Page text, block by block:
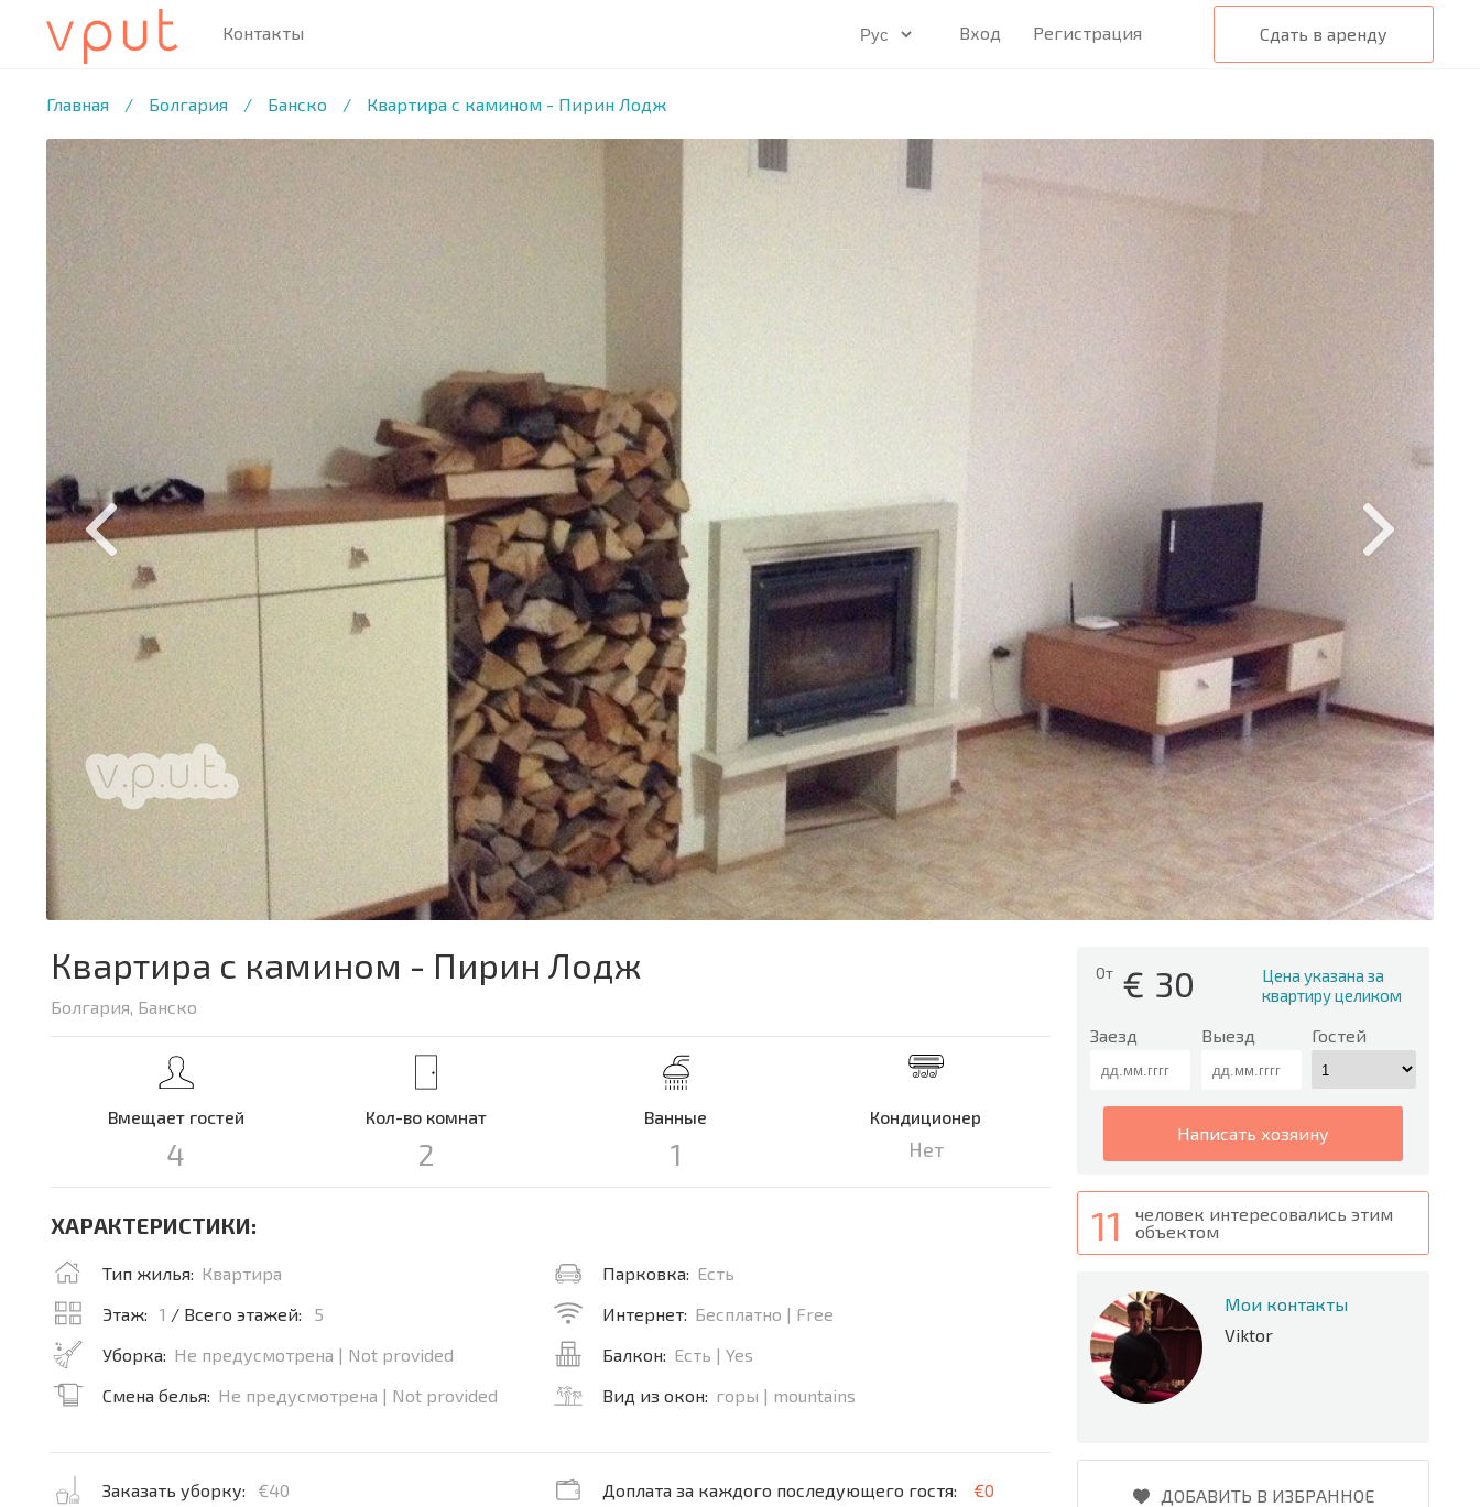
Сдать в аренду
Вход Регистрация
Контакты
Главная / Болгария / Банско / Квартира с камином - Пирин Лодж
1 /9 ФОТО
От € 30
Цена указана за
квартиру целиком
Заезд Выезд Гостей
написать хозяину
11
человек интересовались этим
объектом
Мои контакты
Viktor
ДОБАВИТЬ В ИЗБРАННОЕ
Квартира с камином - Пирин Лодж
Болгария, Банско
Вмещает гостей
4
Кол-во комнат
2
Ванные
1
Кондиционер
Нет
ХАРАКТЕРИСТИКИ:
Тип жилья: Квартира
Этаж:
1 / Всего этажей:
5
Уборка: Не предусмотрена | Not provided
Смена белья: Не предусмотрена | Not provided
Парковка: Есть
Интернет: Бесплатно | Free
Балкон: Есть | Yes
Вид из окон: горы | mountains
Заказать уборку:
€40
Доплата за каждого последующего гостя:
€0